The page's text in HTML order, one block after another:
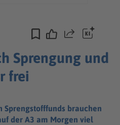
Teilen
Sprengung und
frei
brauchen
der A3 am Morgen viel